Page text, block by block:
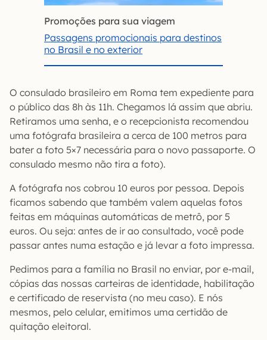
Promoções para sua viagem
Passagens promocionais para destinos
no Brasil e no exterior
O consulado brasileiro em Roma tem expediente para
o público das 8h às 11h. Chegamos lá assim que abriu.
Retiramos uma senha, e o recepcionista recomendou
uma fotógrafa brasileira a cerca de 100 metros para
bater a foto 5×7 necessária para o novo passaporte. O
consulado mesmo não tira a foto).
A fotógrafa nos cobrou 10 euros por pessoa. Depois
ficamos sabendo que também valem aquelas fotos
feitas em máquinas automáticas de metrô, por 5
euros. Ou seja: antes de ir ao consultado, você pode
passar antes numa estação e já levar a foto impressa.
Pedimos para a família no Brasil no enviar, por e-mail,
cópias das nossas carteiras de identidade, habilitação
e certificado de reservista (no meu caso). E nós
mesmos, pelo celular, emitimos uma certidão de
quitação eleitoral.